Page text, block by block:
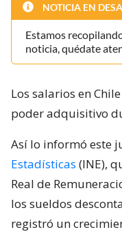
NOTICIA EN
Estamos
noticia, quédate
Los salarios en
poder adquisitivo
Así lo informó este
Estadísticas (INE),
Real de
los sueldos
registró un